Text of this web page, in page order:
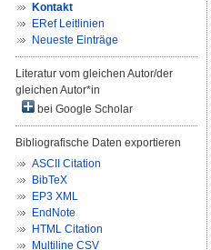
Kontakt
ERef Leitlinien
Neueste Einträge
Literatur vom gleichen Autor/der
gleichen Autor*in
bei Google Scholar
Bibliografische Daten exportieren
ASCII Citation
BibTeX
EP3 XML
EndNote
HTML Citation
Multiline CSV